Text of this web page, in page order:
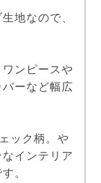
地なので、
ンピースや
ーなど幅広
ック柄。や
インテリア
。